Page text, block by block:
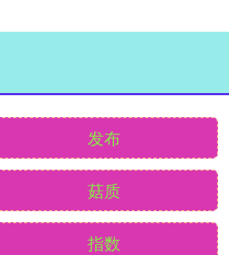
发布
菇质
指数